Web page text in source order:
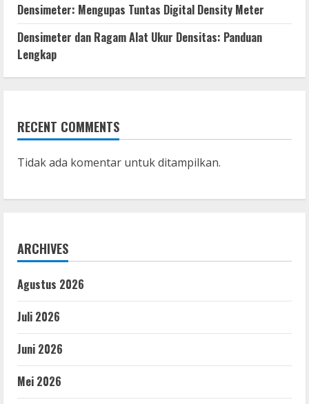
Densimeter: Mengupas Tuntas Digital Density Meter
Densimeter dan Ragam Alat Ukur Densitas: Panduan
Lengkap
RECENT COMMENTS
Tidak ada komentar untuk ditampilkan.
ARCHIVES
Agustus 2026
Juli 2026
Juni 2026
Mei 2026